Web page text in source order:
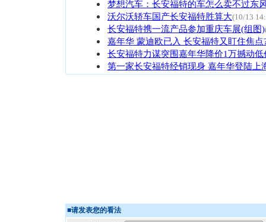
梦想汽车：长安福特的车怎么卖不过东
沃尔沃轿车国产长安福特胜算大(10/13
长安福特携一流产品参加重庆车展(组图)
嘉年华 蒙迪欧已入 长安福特又盯住焦点
长安福特力谋突围嘉年华降价1万撼动低
第一家长安福特经销现身 嘉年华登陆上
■请发表您的看法